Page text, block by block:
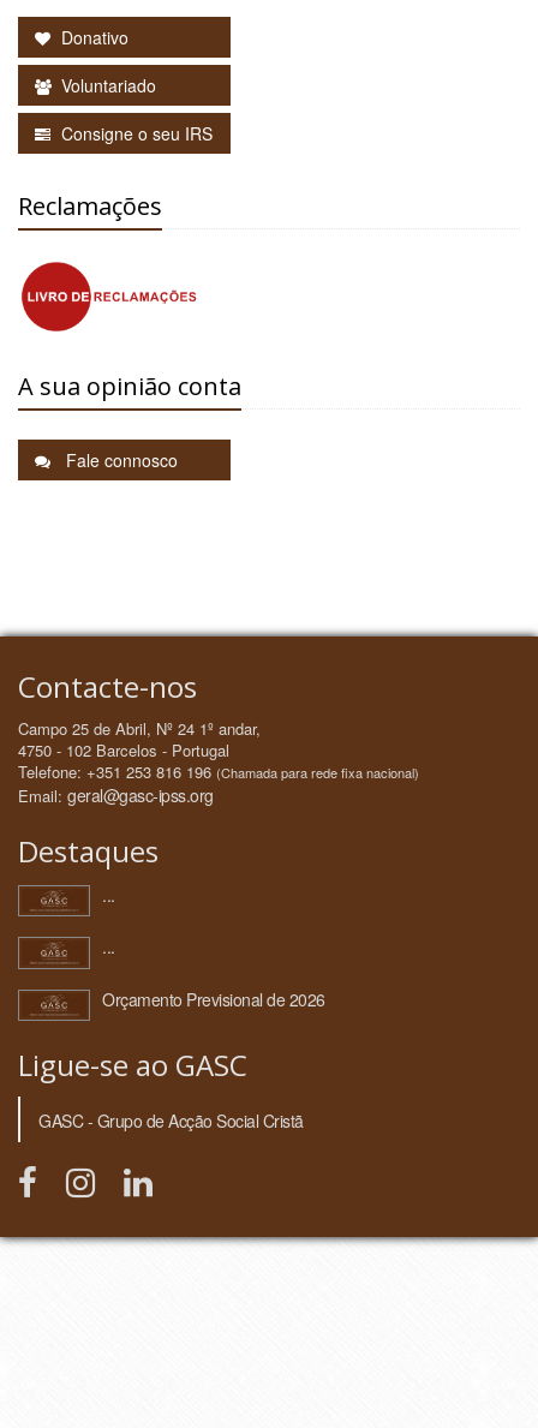
Donativo
Voluntariado
Consigne o seu IRS
Reclamações
A sua opinião conta
Fale connosco
Contacte-nos
Campo 25 de Abril, Nº 24 1º andar,
4750 - 102 Barcelos - Portugal
Telefone: +351 253 816 196 (Chamada para rede fixa nacional)
Email: geral@gasc-ipss.org
Destaques
...
...
Orçamento Previsional de 2026
Ligue-se ao GASC
GASC - Grupo de Acção Social Cristã